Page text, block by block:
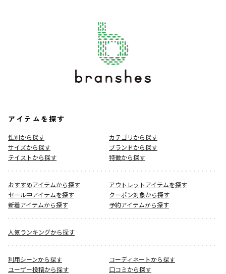
アイテムを探す
性別から探す
カテゴリから探す
サイズから探す
ブランドから探す
テイストから探す
特徴から探す
おすすめアイテムから探す
アウトレットアイテムを探す
セール中アイテムを探す
クーポン対象から探す
新着アイテムから探す
予約アイテムから探す
人気ランキングから探す
利用シーンから探す
コーディネートから探す
ユーザー投稿から探す
口コミから探す